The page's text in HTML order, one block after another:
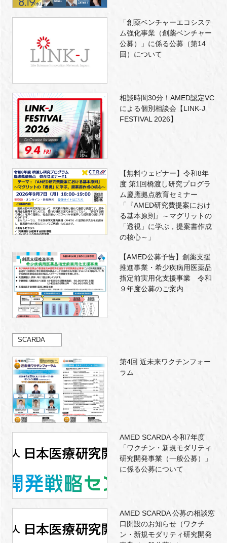
「創薬ベンチャーエコシステ
ム強化事業（創薬ベンチャー
公募）」に係る公募（第14
回）について
相談時間30分！AMED認定VC
による個別相談会【LINK-J
FESTIVAL 2026】
【無料ウェビナー】令和8年
度 第1回橋渡し研究プログラ
ム慶應拠点教育セミナー
「『AMED研究費提案におけ
る基本原則』～マグリットの
「透視」に学ぶ，提案書作成
の核心～」
【AMED公募予告】創薬支援
推進事業・希少疾病用医薬品
指定前実用化支援事業 令和
９年度公募のご案内
SCARDA
第4回 近未来ワクチンフォー
ラム
AMED SCARDA 令和7年度
「ワクチン・新規モダリティ
研究開発事業（一般公募）」
に係る公募について
AMED SCARDA 公募の相談窓
口開設のお知らせ（ワクチ
ン・新規モダリティ研究開発